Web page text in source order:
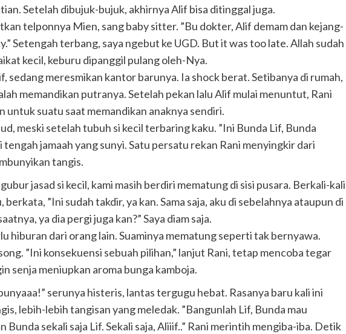
Setelah dibujuk-bujuk, akhirnya Alif bisa ditinggal juga.
telponnya Mien, sang baby sitter. ”Bu dokter, Alif demam dan kejang-
Setengah terbang, saya ngebut ke UGD. But it was too late. Allah sudah
kecil, keburu dipanggil pulang oleh-Nya.
sedang meresmikan kantor barunya. Ia shock berat. Setibanya di rumah,
memandikan putranya. Setelah pekan lalu Alif mulai menuntut, Rani
untuk suatu saat memandikan anaknya sendiri.
meski setelah tubuh si kecil terbaring kaku. ”Ini Bunda Lif, Bunda
tengah jamaah yang sunyi. Satu persatu rekan Rani menyingkir dari
tangis.
jasad si kecil, kami masih berdiri mematung di sisi pusara. Berkali-kali
”Ini sudah takdir, ya kan. Sama saja, aku di sebelahnya ataupun di
ya dia pergi juga kan?” Saya diam saja.
hiburan dari orang lain. Suaminya mematung seperti tak bernyawa.
”Ini konsekuensi sebuah pilihan,” lanjut Rani, tetap mencoba tegar
senja meniupkan aroma bunga kamboja.
serunya histeris, lantas tergugu hebat. Rasanya baru kali ini
lebih-lebih tangisan yang meledak. ”Bangunlah Lif, Bunda mau
Bunda sekali saja Lif. Sekali saja, Aliiif..” Rani merintih mengiba-iba. Detik